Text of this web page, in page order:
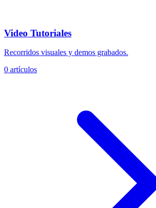
Video Tutoriales
Recorridos visuales y demos grabados.
0 artículos